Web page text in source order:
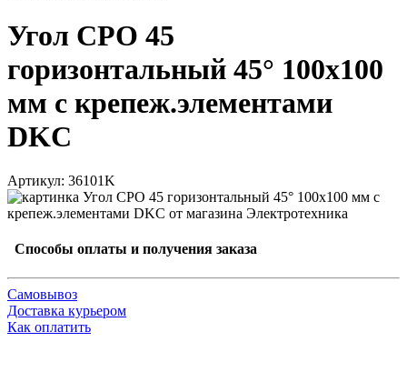
Угол CPO 45
горизонтальный 45° 100х100
мм с крепеж.элементами
DKC
Артикул: 36101K
Способы оплаты и получения заказа
Самовывоз
Доставка курьером
Как оплатить